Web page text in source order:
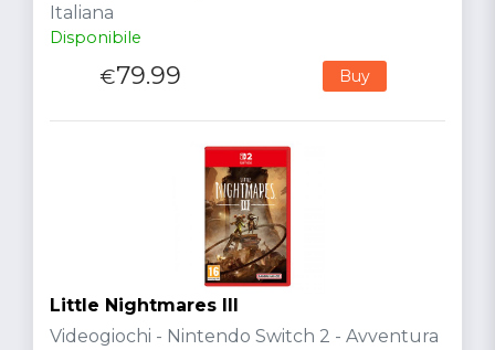
Italiana
Disponibile
€79.99 Buy
Little Nightmares III
Videogiochi - Nintendo Switch 2 - Avventura